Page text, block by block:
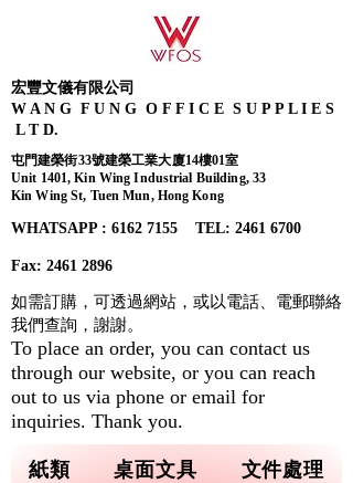
宏豐文儀有限公司
W A N G F U N G O F F I C E S U P P L I E S
L T D.
屯門建榮街33號建榮工業大廈14樓01室
Unit 1401, Kin Wing Industrial Building, 33
Kin Wing St, Tuen Mun, Hong Kong
WHATSAPP : 6162 7155​ TEL: 2461 6700
Fax: 2461 2896
紙類 桌面文具 文件處理
如需訂購，可透過網站，或以電話、電郵聯絡
我們查詢， 謝謝。
To place an order, you can contact us
through our website, or you can reach
out to us via phone or email for
inquiries. Thank you.